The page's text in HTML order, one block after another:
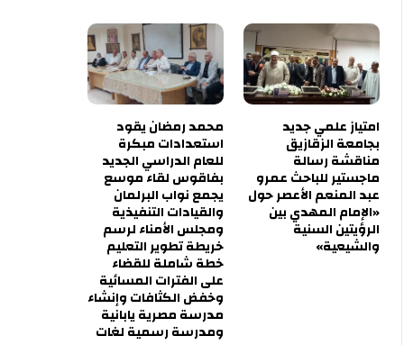
امتياز علمي جديد
بجامعة الزقازيق
مناقشة رسالة
ماجستير للباحث عمرو
عبد المنعم الأعصر حول
«الإمام المهدي بين
الرؤيتين السنية
والشيعية»
محمد رمضان يقود
استعدادات مبكرة
للعام الدراسي الجديد
بفاقوس لقاء موسع
يجمع نواب البرلمان
والقيادات التنفيذية
ومجلس الأمناء لرسم
خريطة تطوير التعليم
خطة شاملة للقضاء
على الفترات المسائية
وخفض الكثافات وإنشاء
مدرسة مصرية يابانية
ومدرسة رسمية لغات